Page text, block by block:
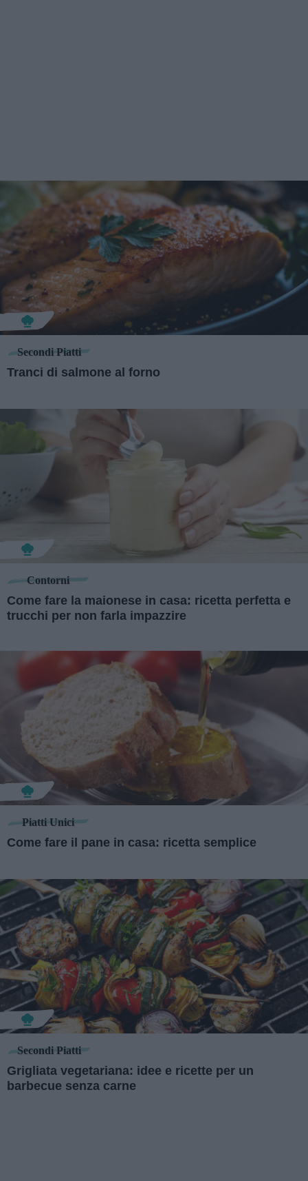
Secondi Piatti
Tranci di salmone al forno
Contorni
Come fare la maionese in casa: ricetta perfetta e
trucchi per non farla impazzire
Piatti Unici
Come fare il pane in casa: ricetta semplice
Secondi Piatti
Grigliata vegetariana: idee e ricette per un
barbecue senza carne